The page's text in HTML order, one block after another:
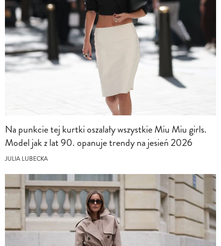
Na punkcie tej kurtki oszalały wszystkie Miu Miu girls.
Model jak z lat 90. opanuje trendy na jesień 2026
JULIA LUBECKA